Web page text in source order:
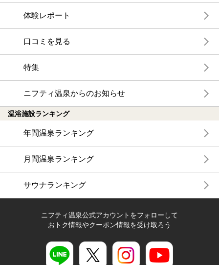
体験レポート
口コミを見る
特集
ニフティ温泉からのお知らせ
温浴施設ランキング
年間温泉ランキング
月間温泉ランキング
サウナランキング
ニフティ温泉公式アカウントをフォローして
おトク情報やクーポン情報を受け取ろう